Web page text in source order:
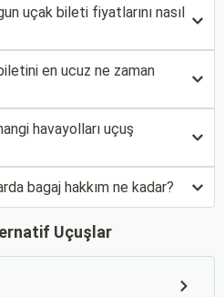
uçak bileti fiyatlarını nasıl
en ucuz ne zaman
havayolları uçuş
bagaj hakkım ne kadar?
Uçuşlar